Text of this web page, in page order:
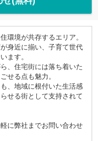
環境が共存するエリア。
身近に揃い、子育て世代
ます。
、住宅街には落ち着いた
せる点も魅力。
、地域に根付いた生活感
せる街として支持されて
に弊社までお問い合わせ